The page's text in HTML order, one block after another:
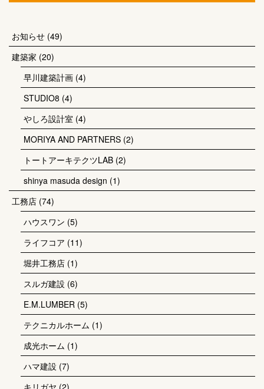
お知らせ (49)
建築家 (20)
早川建築計画 (4)
STUDIO8 (4)
やしろ設計室 (4)
MORIYA AND PARTNERS (2)
トートアーキテクツLAB (2)
shinya masuda design (1)
工務店 (74)
ハウスワン (5)
ライフコア (11)
堀井工務店 (1)
スルガ建設 (6)
E.M.LUMBER (5)
テクニカルホーム (1)
成光ホーム (1)
ハマ建設 (7)
キリガヤ (2)